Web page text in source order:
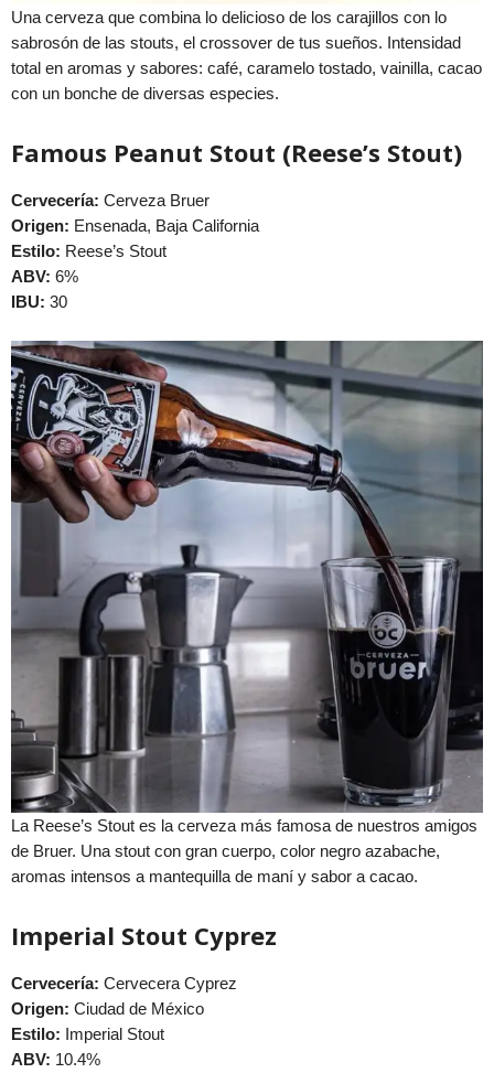
Una cerveza que combina lo delicioso de los carajillos con lo
sabrosón de las stouts, el crossover de tus sueños. Intensidad
total en aromas y sabores: café, caramelo tostado, vainilla, cacao
con un bonche de diversas especies.
Famous Peanut Stout (Reese’s Stout)
Cervecería: Cerveza Bruer
Origen: Ensenada, Baja California
Estilo: Reese’s Stout
ABV: 6%
IBU: 30
La Reese’s Stout es la cerveza más famosa de nuestros amigos
de Bruer. Una stout con gran cuerpo, color negro azabache,
aromas intensos a mantequilla de maní y sabor a cacao.
Imperial Stout Cyprez
Cervecería: Cervecera Cyprez
Origen: Ciudad de México
Estilo: Imperial Stout
ABV: 10.4%